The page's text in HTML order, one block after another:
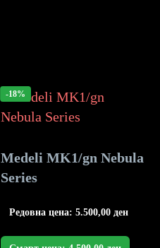
-18%
Medeli MK1/gn Nebula
Series
Редовна цена: 5.500,00 ден